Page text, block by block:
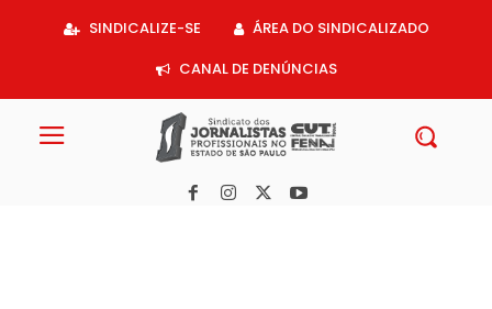
SINDICALIZE-SE
ÁREA DO SINDICALIZADO
CANAL DE DENÚNCIAS